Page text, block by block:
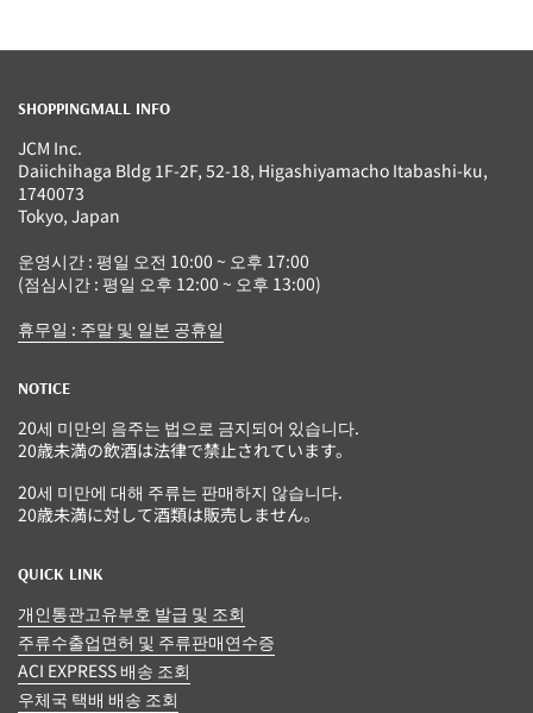
SHOPPINGMALL INFO
JCM Inc.
Daiichihaga Bldg 1F-2F, 52-18, Higashiyamacho Itabashi-ku,
1740073
Tokyo, Japan
운영시간 : 평일 오전 10:00 ~ 오후 17:00
(점심시간 : 평일 오후 12:00 ~ 오후 13:00)
휴무일 : 주말 및 일본 공휴일
NOTICE
20세 미만의 음주는 법으로 금지되어 있습니다.
20歳未満の飲酒は法律で禁止されています。
20세 미만에 대해 주류는 판매하지 않습니다.
20歳未満に対して酒類は販売しません。
QUICK LINK
개인통관고유부호 발급 및 조회
주류수출업면허 및 주류판매연수증
ACI EXPRESS 배송 조회
우체국 택배 배송 조회